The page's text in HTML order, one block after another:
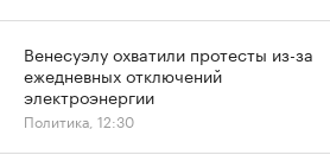
Венесуэлу охватили протесты из-за
ежедневных отключений
электроэнергии
Политика, 12:30